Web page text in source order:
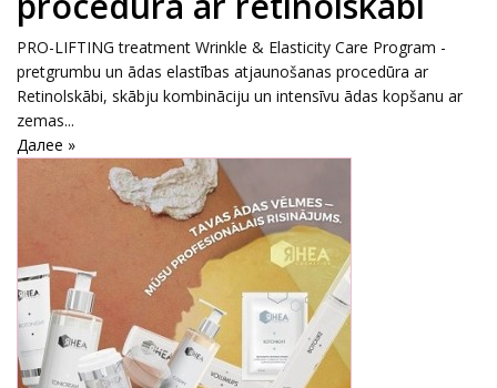
PRO-LIFTING treatment Wrinkle & Elasticity Care Program -
pretgrumbu un ādas elastības atjaunošanas procedūra ar
Retinolskābi, skābju kombināciju un intensīvu ādas kopšanu ar
zemas...
Далее »